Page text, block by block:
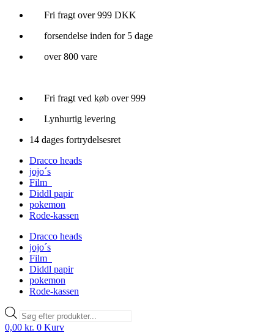
Videre
indhold
Fri fragt over 999 DKK
forsendelse inden for 5 dage
over 800 vare
Fri fragt ved køb over 999
Lynhurtig levering
14 dages fortrydelsesret
Dracco heads
jojo´s
Film
Diddl papir
pokemon
Rode-kassen
Dracco heads
jojo´s
Film
Diddl papir
pokemon
Rode-kassen
Products
search
0,00 kr. 0 Kurv